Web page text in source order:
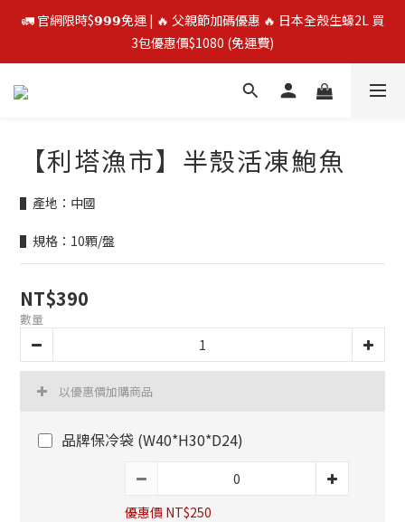
🚛 官網限時$𝟵𝟵𝟵免運 | 🔥 父親節加碼優惠 🔥 日本全殼生蠔2L 買
3包優惠價$1080 (免運費)
🚛 官網限時$𝟵𝟵𝟵免運 | 🔥 父親節加碼優惠 🔥 日本全殼生蠔2L 買
3包優惠價$1080 (免運費)
⭐️ 買二送一 ⭐️  冷凍榴槤❄️ 越南干堯/貓山王/金枕頭榴槤 單盒最低
🔥 父親節優惠殺 🔥 挪威鮭魚片4包$888
🚛 官網限時$𝟵𝟵𝟵免運 | 🔥 父親節加碼優惠 🔥 日本全殼生蠔2L 買
【利塔漁市】半殼活凍鮑魚
▌產地：中國
▌規格：10顆/盤
NT$390
數量
以優惠價加購商品
品牌保冷袋 (W40*H30*D24)
優惠價 NT$250